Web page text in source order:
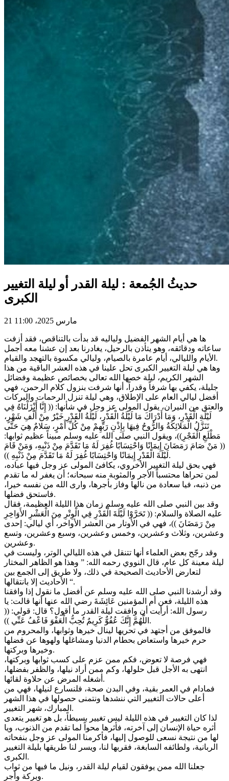
حديثُ الجُمعة : ليلة القدر أو ليلة التغيير
الكبرى
21 مارس 2025، 11:00
ها هي أيام الشهر الفضيل ولياليه قد بدأت بالتناقص، فقد أزفت
ساعاته ودقائقه، وهو يتأذن بالرحيل، يغادرنا بعد إن عشنا معه أجمل
الأيام والليالي، أيام عامرة بالصيام، وليالي مكسوة بالتهجد والقيام.
وها هي ليلة التغيير الكبرى تحل علينا في هذه العشر الباقية من هذا
الشهر الكريم، ليلة خصها الله تعالى بخصائص عظيمة وفضائل
جليلة، يكفي بها شرفاً وقدراً، أنها شرفت بنزول كلام الرحمن، فهي
أفضل ليالي العام على الإطلاق، وهي ليلة تنزل الرحمات والبركات
والعتق من النيران، يقول المولى عز وجل في شأنها: (( إِنَّا أَنْزَلْنَاهُ فِي
لَيْلَةِ الْقَدْرِ، وَمَا أَدْرَاكَ مَا لَيْلَةُ الْقَدْرِ، لَيْلَةُ الْقَدْرِ خَيْرٌ مِنْ أَلْفِ شَهْرٍ،
تَنَزَّلُ الْمَلائِكَةُ وَالرُّوحُ فِيهَا بِإِذْنِ رَبِّهِمْ مِنْ كُلِّ أَمْرٍ، سَلامٌ هِيَ حَتَّى
مَطْلَعِ الْفَجْرِ))، ويقول النبي صلى الله عليه وسلم مبيناً عظيم ثوابها:
(( مَنْ صَامَ رَمَضَانَ إِيمَانًا وَاحْتِسَابًا غُفِرَ لَهُ مَا تَقَدَّمَ مِنْ ذَنْبِهِ، وَمَنْ قَامَ
لَيْلَةَ الْقَدْرِ إِيمَانًا وَاحْتِسَابًا غُفِرَ لَهُ مَا تَقَدَّمَ مِنْ ذَنْبِهِ )).
فهي بحق ليلة التغيير الأخروي، يكافئ المولى عز وجل فيها عباده،
لمن تحراها محتسباً الأجر والمثوبة منه سبحانه؛ أن يغفر له ما تقدم
من ذنبه، فيا سعادة من نالها وفاز بأجرها، وارى الله من نفسه خيرا،
فاستحق فضلها.
وقد بين النبي صلى الله عليه وسلم زمان هذا الليلة العظيمة، فقال
عليه الصلاة والسلام: (( تَحَرَّوْا لَيْلَةَ الْقَدْرِ فِي الْوِتْرِ مِنَ الْعَشْرِ الأَوَاخِرِ
مِنْ رَمَضَانَ ))، فهي في الأوتار من العشر الأواخر، أي ليالي: إحدى
وعشرين، وثلاث وعشرين، وخمس وعشرين، وسبع وعشرين، وتسع
وعشرين.
وقد رجّح بعض العلماء أنها تتنقل في هذه الليالي الوتر، وليست في
ليلة معينة كل عام، قال النووي رحمه الله: ” وهذا هو الظاهر المختار
لتعارض الأحاديث الصحيحة في ذلك، ولا طريق إلى الجمع بين
الأحاديث إلا بانتقالها “.
وقد أرشدنا النبي صلى الله عليه وسلم عن أفضل ما نقول إذا وافقنا
هذه الليلة، فعن أم المؤمنين عَائِشَةَ رضي الله عنها أنها قالت: يا
رسول الله: أرأيت أن وافقت ليلة القدر ما أقول؟ قال: قولي: ((
اللَّهُمَّ إِنَّكَ عُفُوٌّ كَرِيمٌ تُحِبُّ الْعَفْوَ فَاعْفُ عَنِّي )).
فالموفق من أجتهد في تحريها لينال خيرها وثوابها، والمحروم من
حرم خيرها واستعاض بحطام الدنيا ومشاغلها ولهوها عن فضلها
وخيرها وبركتها.
فهي فرصة لا تعوض، فكم ممن عزم على كسب ثوابها وبركتها،
انتهى به الأجل قبل حلولها، وكم ممن أراد نيلها، والظفر بفضلها،
أشغله المرض عن حلاوة لقائها.
فمادام في العمر بقية، وفي البدن صحة، فلنسارع لنيلها، فهي من
أعلى حالات التغيير التي ننشدها ونتمنى حصولها في هذا الشهر
المبارك، شهر التغيير.
لذا كان التغيير في هذه الليلة ليس تغيير بسيطاً، بل هو تغيير يتعدى
أثره حياة الإنسان إلى آخرته، فأثرها محواً لما تقدم من الذنوب، ويا
لها من نتيجة نسعى للوصول إليها، فأكرمنا المولى عز وجل بنفحاته
الربانية، ولطائفه السابغة، فقربها لنا، ويسر لنا طريقها بليلة التغيير
الكبرى.
جعلنا الله ممن يوفقون لقيام ليلة القدر، ونيل ما فيها من ثواب
وبركة وأجر.